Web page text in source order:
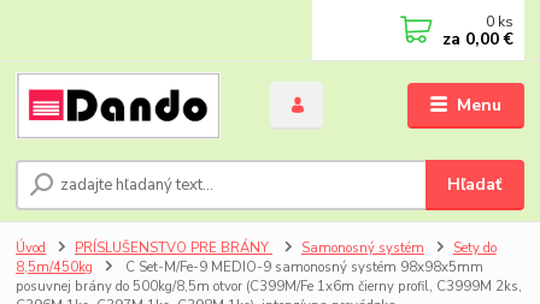
Menu
Hľadať
0 ks
za 0,00 €
Úvod PRÍSLUŠENSTVO PRE BRÁNY Samonosný systém
Sety do
8,5m/450kg
C Set-M/Fe-9 MEDIO-9 samonosný systém 98x98x5mm
posuvnej brány do 500kg/8,5m otvor (C399M/Fe 1x6m čierny profil, C3999M 2ks,